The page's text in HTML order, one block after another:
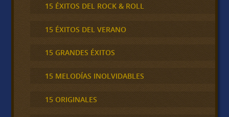
15 ÉXITOS DEL ROCK & ROLL
15 ÉXITOS DEL VERANO
15 GRANDES ÉXITOS
15 MELODÍAS INOLVIDABLES
15 ORIGINALES